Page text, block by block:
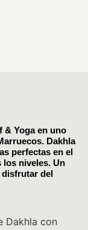
& Yoga en uno
Dakhla
perfectas en el
los niveles. Un
disfrutar del